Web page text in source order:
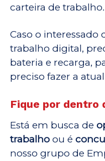
carteira de trabalho.
Caso o interessado
trabalho digital,
bateria e recarga,
preciso fazer a
Fique por dentro
Está em busca de
trabalho ou é
nosso grupo de